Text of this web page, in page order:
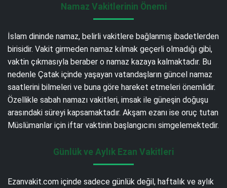
Namaz Vakitlerinin Önemi
İslam dininde namaz, belirli vakitlere bağlanmış ibadetlerden
birisidir. Vakit girmeden namaz kılmak geçerli olmadığı gibi,
vaktin çıkmasıyla beraber o namaz kazaya kalmaktadır. Bu
nedenle Çatak içinde yaşayan vatandaşların güncel namaz
saatlerini bilmeleri ve buna göre hareket etmeleri önemlidir.
Özellikle sabah namazı vakitleri, imsak ile güneşin doğuşu
arasındaki süreyi kapsamaktadır. Akşam ezanı ise oruç tutan
Müslümanlar için iftar vaktinin başlangıcını simgelemektedir.
Günlük ve Aylık Ezan Vakitleri
Ezanvakit.com içinde sadece günlük değil, haftalık ve aylık